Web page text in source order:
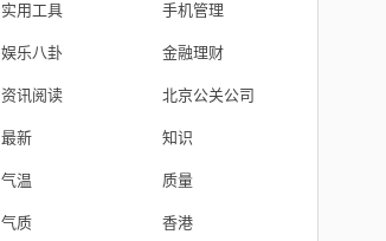
实用工具 手机管理
娱乐八卦 金融理财
资讯阅读 北京公关公司
最新 知识
气温 质量
气质 香港